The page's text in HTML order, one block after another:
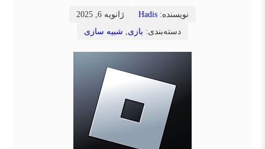
نویسنده: Hadis
ژانویه 6, 2025
دسته‌بندی: بازی, شبیه سازی